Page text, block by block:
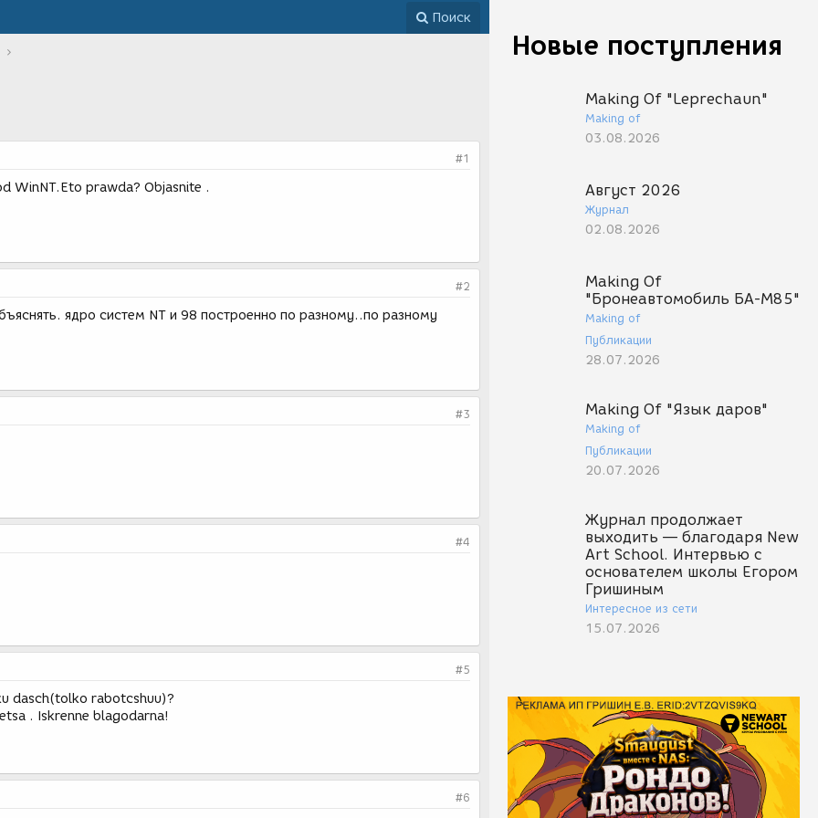
Новые поступления
Making Of "Leprechaun"
Making of
03.08.2026
Август 2026
Журнал
02.08.2026
Making Of
"Бронеавтомобиль БА-М85"
Making of
Публикации
28.07.2026
Making Of "Язык даров"
Making of
Публикации
20.07.2026
Журнал продолжает
выходить — благодаря New
Art School. Интервью с
основателем школы Егором
Гришиным
Интересное из сети
15.07.2026
Поиск
#1
WinNT.Eto prawda? Objasnite .
#2
ядро систем NT и 98 построенно по разному..по разному
#3
#4
#5
dasch(tolko rabotcshuu)?
. Iskrenne blagodarna!
#6